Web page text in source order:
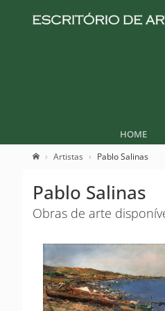
HOME
Artistas Pablo Salinas
Pablo Salinas
Obras de arte